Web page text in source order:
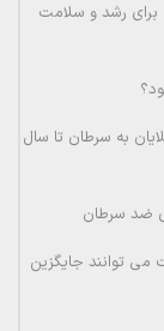
رشد و سلامت
به سرطان تا سال
ضد سرطان
توانند جایگزین